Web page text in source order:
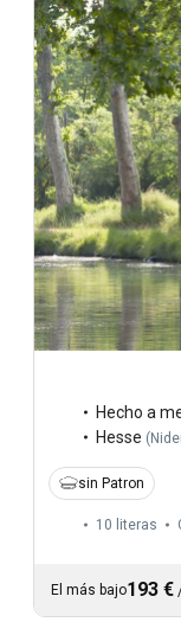
Hecho a
Hesse (
sin Patron
10 literas
El más bajo193 €